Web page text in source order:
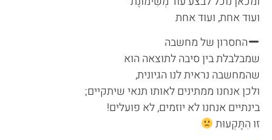
ועוד אחת, ועוד אחת
החסרון של מחשבה
שמבלבלת בין סיבה לתוצאה הוא
שהמחשבה נראית לנו הגיונית,
ולכן אנחנו ממתינים לאותו תנאי שיתקיים;
בינתיים אנחנו לא יוזמים, לא פועלים!
זו הִתָּקְעוּת